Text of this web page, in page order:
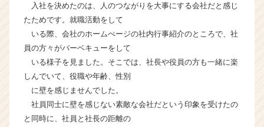
e
e
r）
入社を決めたのは、人のつながりを大事にする会社だと感じ
たためです。就職活動をして
いる際、会社のホームぺージの社内行事紹介のところで、社
員の方々がバーベキューをして
いる様子を見ました。そこでは、社長や役員の方も一緒に楽
しんでいて、役職や年齢、性別
に壁を感じませんでした。
社員同士に壁を感じない素敵な会社だという印象を受けたの
と同時に、社員と社長の距離の